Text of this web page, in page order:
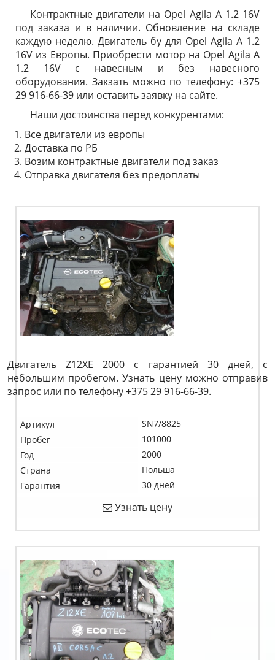
Контрактные двигатели на Opel Agila A 1.2 16V
под заказа и в наличии. Обновление на складе
каждую неделю. Двигатель бу для Opel Agila A 1.2
16V из Европы. Приобрести мотор на Opel Agila A
1.2 16V с навесным и без навесного
оборудования. Закзать можно по телефону: +375
29 916-66-39 или оставить заявку на сайте.
Наши достоинства перед конкурентами:
Все двигатели из европы
Доставка по РБ
Возим контрактные двигатели под заказ
Отправка двигателя без предоплаты
Двигатель Z12XE 2000 с гарантией 30 дней, с
небольшим пробегом. Узнать цену можно отправив
запрос или по телефону +375 29 916-66-39.
Артикул
SN7/8825
Пробег
101000
Год
2000
Страна
Польша
Гарантия
30 дней
Узнать цену